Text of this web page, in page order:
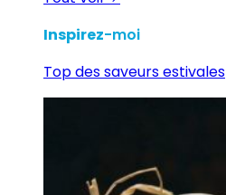
Inspirez-moi
Top des saveurs estivales